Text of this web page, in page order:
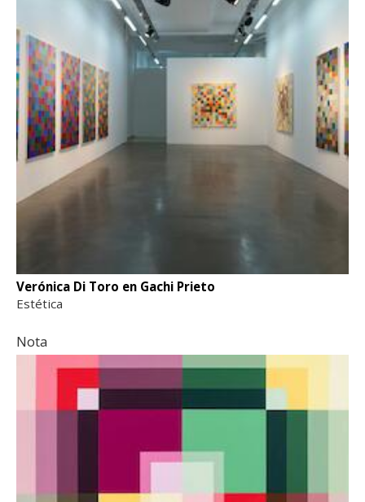
Verónica Di Toro en Gachi Prieto
Estética
Nota